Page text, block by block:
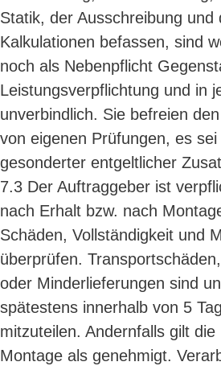
Statik, der Ausschreibung und
Kalkulationen befassen, sind
noch als Nebenpflicht
Leistungsverpflichtung und in
unverbindlich. Sie befreien
von eigenen Prüfungen, es
gesonderter entgeltlicher
7.3 Der Auftraggeber ist
nach Erhalt bzw. nach
Schäden, Vollständigkeit und
überprüfen.
oder Minderlieferungen sind
spätestens innerhalb von 5
mitzuteilen. Andernfalls gilt die
Montage als genehmigt.